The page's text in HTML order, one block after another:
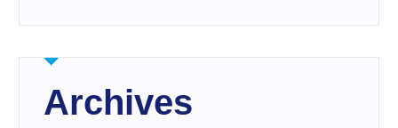
Archives